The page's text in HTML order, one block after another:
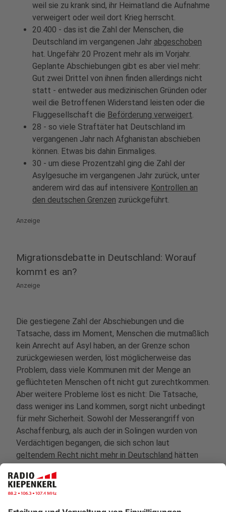
weil sie zu krank sind, ihr Heimatland die Aufnahme
verweigert oder weil dort Krieg herrscht.
20.400 - das ist die Zahl der Menschen, die
Deutschland im vergangenen Jahr abgeschoben
hat. Ungefähr 20 Prozent mehr als im Vorjahr.
Geplante Abschiebungen gibt es aber viel mehr:
Gut zwei Drittel von ihnen finden allerdings nicht
statt - entweder aus medizinischen Gründen oder
weil die Betroffenen Widerstand leisten oder die
Fluggesellschaft die Beförderung verweigert.
28 - so viele Straftäter hat Deutschland im
vergangenen Jahr nach Afghanistan abschieben
können. Etwas bis dahin Einmaliges.
30 - um diese Prozentzahl ging die Zahl der
Asylgesuche im vergangenen Jahr zurück, unter
anderem wird das auf intensivere Kontrollen an
den deutschen Grenzen zurückgeführt.
Anzeige
Migrationsdebatte in Deutschland: Worauf
kommt es an?
Anzeige
Die gestiegene Zahl der Abschiebungen und die
Tatsache, dass im Moment, Menschen die mutmaßlich
kein Anrecht auf Asyl haben, an der Grenze schon
zurückgewiesen werden, löst möglicherweise das
Problem, dass viele Kommunen mit der Menge an
geflüchteten Menschen oft nicht gut zurechtkommen.
Aber weitere Probleme löst es nicht: Die Tatsache,
dass weniger ins Land kommen, sorgt nicht unbedingt
für mehr Sicherheit. Sowohl der Messerangriff von
Aschaffenburg, als auch der in Solingen wurden von
Verdächtigen begangen, die sich schon laut
geltendem Recht nicht mehr in Deutschland hätten
würde also nicht viel bringen - sondern viel mehr eine
konsequente Umsetzung von Regeln, die es schon